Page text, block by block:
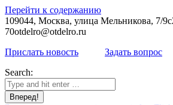
Перейти к содержанию
109044, Москва, улица Мельникова, 7/
70otdelro@otdelro.ru
Прислать новость
Задать вопрос
Search: